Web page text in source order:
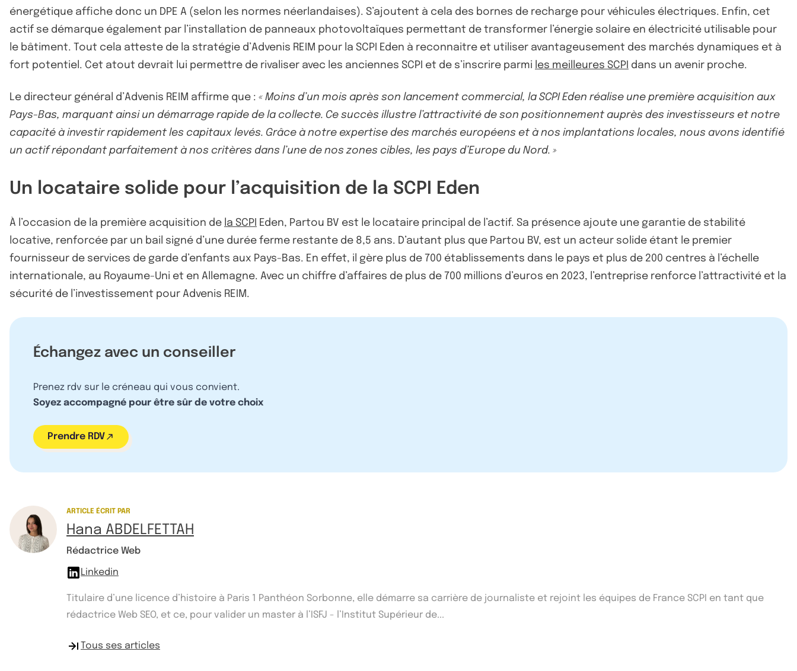
énergétique affiche donc un DPE A (selon les normes néerlandaises). S’ajoutent à cela des bornes de recharge pour véhicules électriques. Enfin, cet
actif se démarque également par l’installation de panneaux photovoltaïques permettant de transformer l’énergie solaire en électricité utilisable pour
le bâtiment. Tout cela atteste de la stratégie d’Advenis REIM pour la SCPI Eden à reconnaitre et utiliser avantageusement des marchés dynamiques et à
fort potentiel. Cet atout devrait lui permettre de rivaliser avec les anciennes SCPI et de s’inscrire parmi les meilleures SCPI dans un avenir proche.
Le directeur général d’Advenis REIM affirme que : « Moins d’un mois après son lancement commercial, la SCPI Eden réalise une première acquisition aux
Pays-Bas, marquant ainsi un démarrage rapide de la collecte. Ce succès illustre l’attractivité de son positionnement auprès des investisseurs et notre
capacité à investir rapidement les capitaux levés. Grâce à notre expertise des marchés européens et à nos implantations locales, nous avons identifié
un actif répondant parfaitement à nos critères dans l’une de nos zones cibles, les pays d’Europe du Nord. »
Un locataire solide pour l’acquisition de la SCPI Eden
À l’occasion de la première acquisition de la SCPI Eden, Partou BV est le locataire principal de l’actif. Sa présence ajoute une garantie de stabilité
locative, renforcée par un bail signé d’une durée ferme restante de 8,5 ans. D’autant plus que Partou BV, est un acteur solide étant le premier
fournisseur de services de garde d’enfants aux Pays-Bas. En effet, il gère plus de 700 établissements dans le pays et plus de 200 centres à l’échelle
internationale, au Royaume-Uni et en Allemagne. Avec un chiffre d’affaires de plus de 700 millions d’euros en 2023, l’entreprise renforce l’attractivité et la
sécurité de l’investissement pour Advenis REIM.
Échangez avec un conseiller
Prenez rdv sur le créneau qui vous convient.
Soyez accompagné pour être sûr de votre choix
Prendre RDV
ARTICLE ÉCRIT PAR
Hana ABDELFETTAH
Rédactrice Web
Linkedin
Titulaire d’une licence d’histoire à Paris 1 Panthéon Sorbonne, elle démarre sa carrière de journaliste et rejoint les équipes de France SCPI en tant que
rédactrice Web SEO, et ce, pour valider un master à l’ISFJ - l’Institut Supérieur de...
Tous ses articles